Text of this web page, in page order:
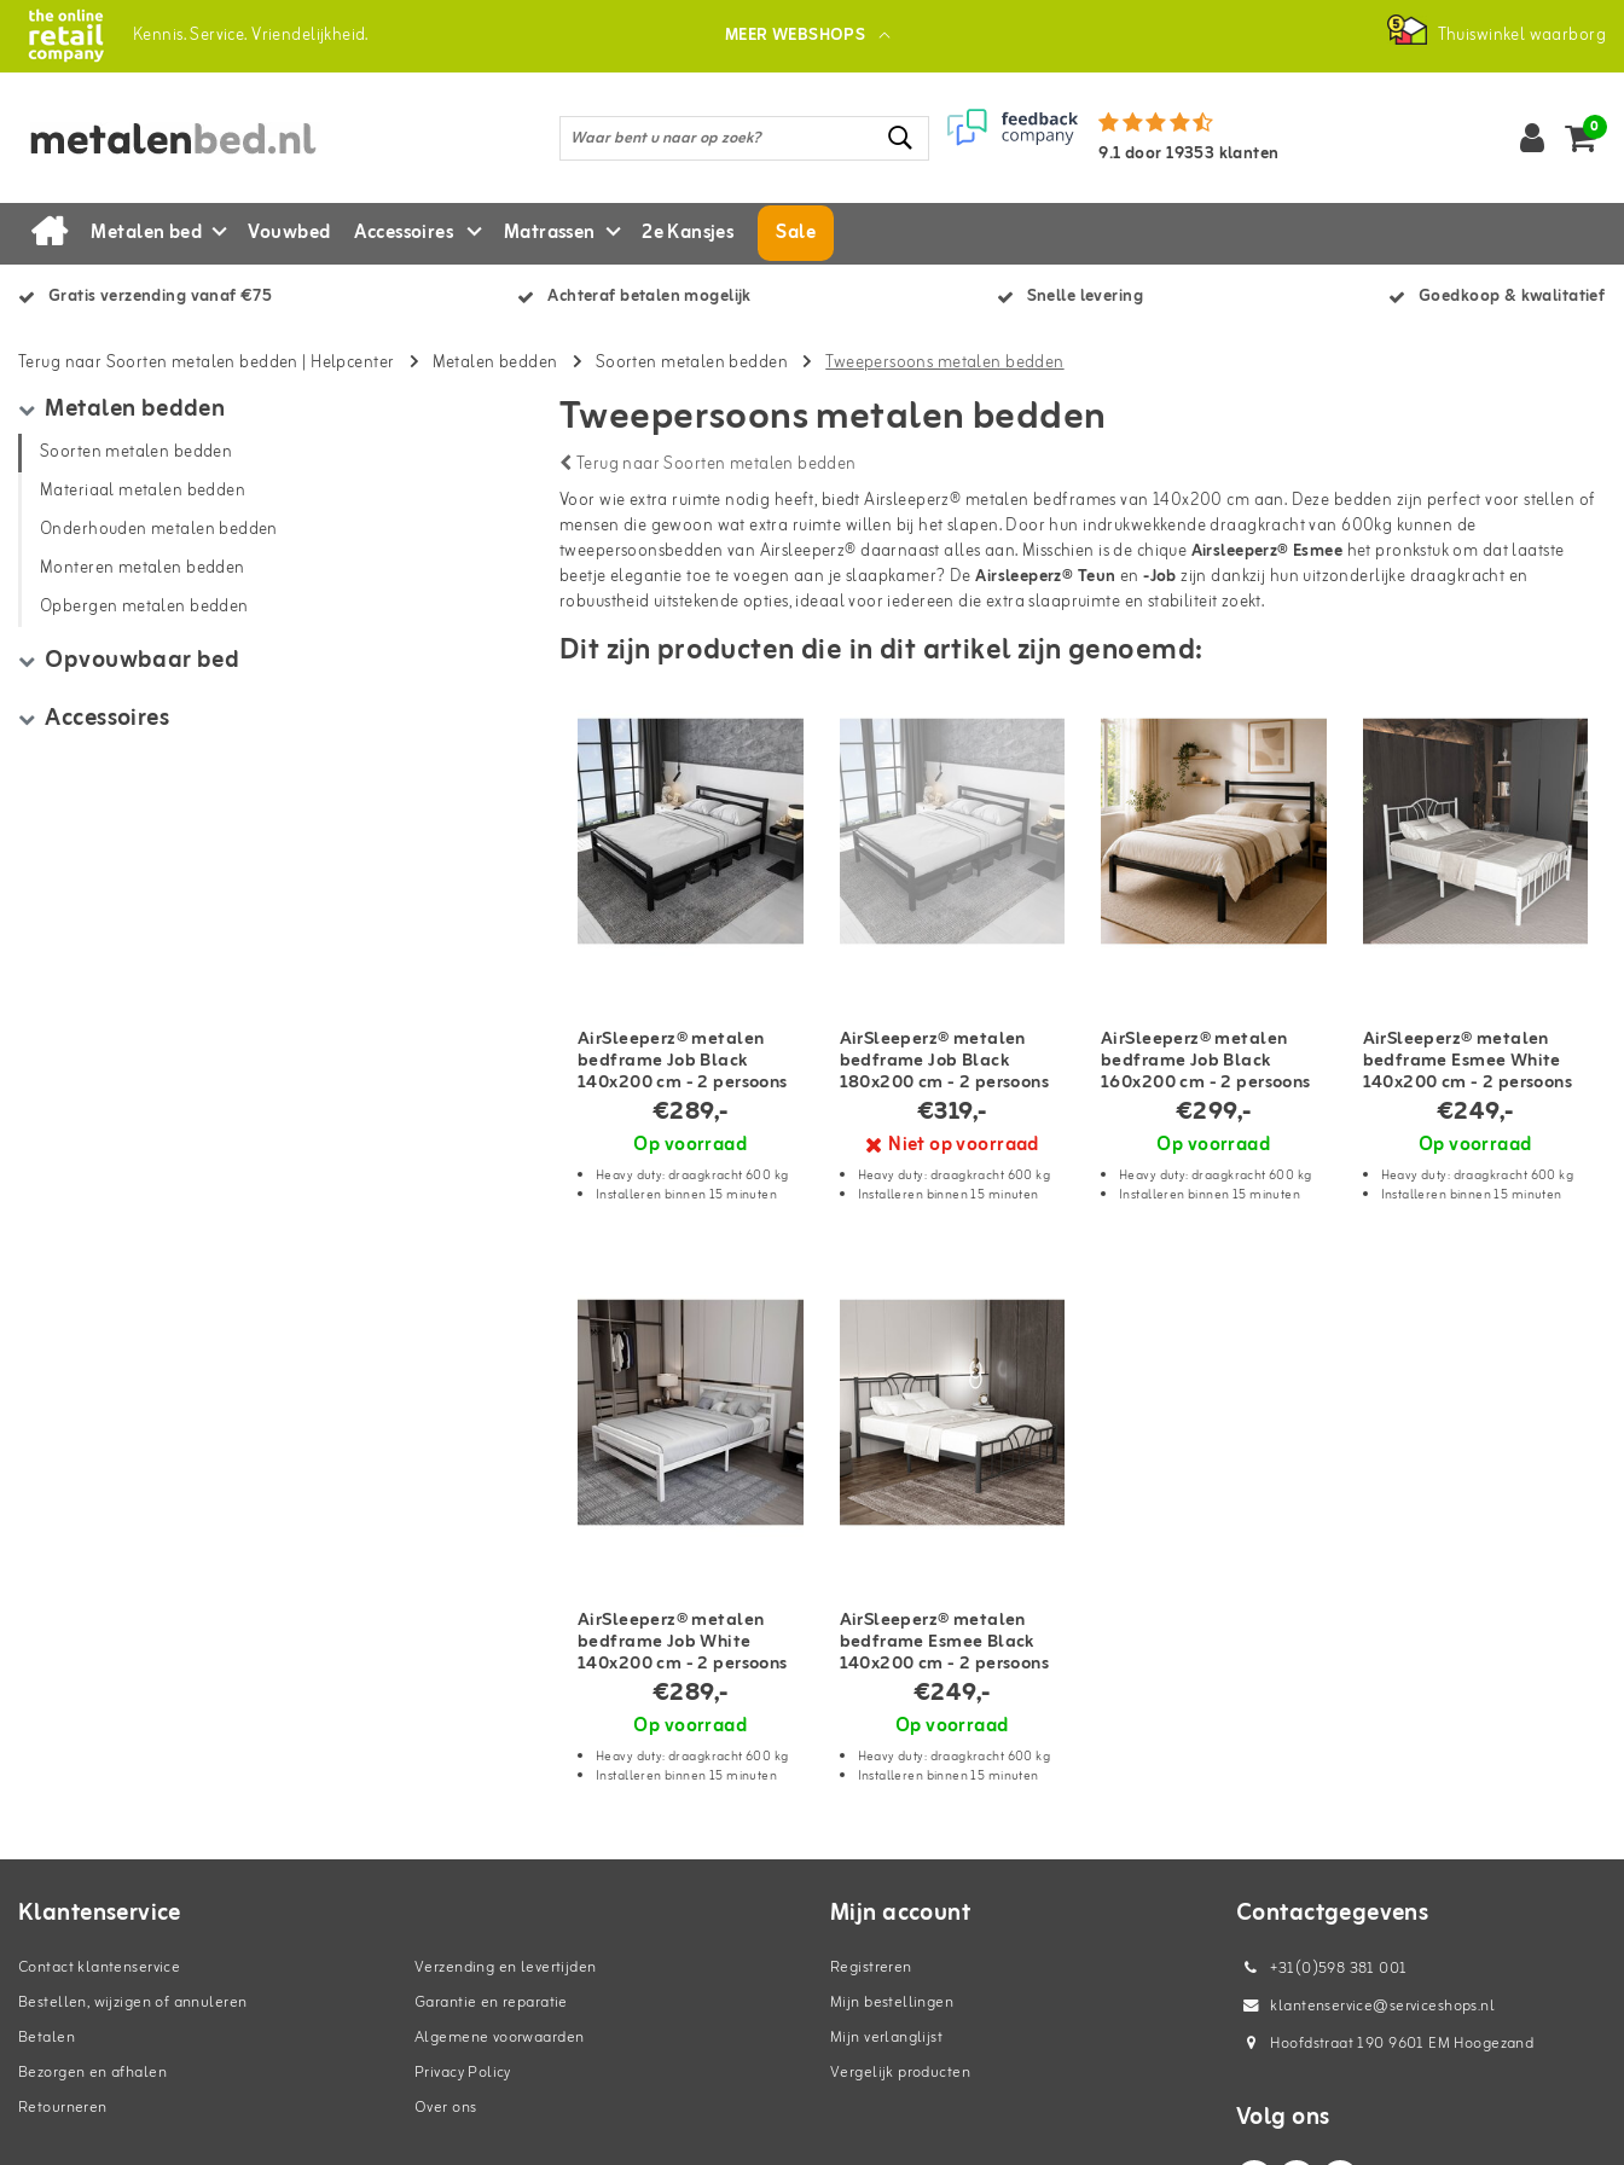
Kennis.Service.Vriendelijkheid. MEER WEBSHOPS Thuiswinkel waarborg
9.1door19353 klanten
0
Metalen bed Vouwbed Accessoires Matrassen 2e Kansjes Sale
Gratis verzending vanaf €75 Achteraf betalen mogelijk Snelle levering Goedkoop & kwalitatief
Terug naar Soorten metalen bedden | Helpcenter Metalen bedden Soorten metalen bedden Tweepersoons metalen bedden
Metalen bedden
Soorten metalen bedden
Materiaal metalen bedden
Onderhouden metalen bedden
Monteren metalen bedden
Opbergen metalen bedden
Opvouwbaar bed
Accessoires
Tweepersoons metalen bedden
Terug naar Soorten metalen bedden
Voor wie extra ruimte nodig heeft, biedt Airsleeperz® metalen bedframes van 140x200 cm aan. Deze bedden zijn perfect voor stellen of
mensen die gewoon wat extra ruimte willen bij het slapen. Door hun indrukwekkende draagkracht van 600kg kunnen de
tweepersoonsbedden van Airsleeperz® daarnaast alles aan. Misschien is de chiqueAirsleeperz® Esmee het pronkstuk om dat laatste
beetje elegantie toe te voegen aan je slaapkamer? DeAirsleeperz® Teun en-Jobzijn dankzij hun uitzonderlijke draagkracht en
robuustheid uitstekende opties, ideaal voor iedereen die extra slaapruimte en stabiliteit zoekt.
Dit zijn producten die in dit artikel zijn genoemd:
AirSleeperz® metalen
bedframe Job Black
140x200 cm - 2 persoons
€289,-
Op voorraad
Heavy duty: draagkracht 600 kg
Installeren binnen 15 minuten
AirSleeperz® metalen
bedframe Job Black
180x200 cm - 2 persoons
€319,-
Niet op voorraad
Heavy duty: draagkracht 600 kg
Installeren binnen 15 minuten
AirSleeperz® metalen
bedframe Job Black
160x200 cm - 2 persoons
€299,-
Op voorraad
Heavy duty: draagkracht 600 kg
Installeren binnen 15 minuten
AirSleeperz® metalen
bedframe Esmee White
140x200 cm - 2 persoons
€249,-
Op voorraad
Heavy duty: draagkracht 600 kg
Installeren binnen 15 minuten
AirSleeperz® metalen
bedframe Job White
140x200 cm - 2 persoons
€289,-
Op voorraad
Heavy duty: draagkracht 600 kg
Installeren binnen 15 minuten
AirSleeperz® metalen
bedframe Esmee Black
140x200 cm - 2 persoons
€249,-
Op voorraad
Heavy duty: draagkracht 600 kg
Installeren binnen 15 minuten
Klantenservice
Contact klantenservice
Bestellen, wijzigen of annuleren
Betalen
Bezorgen en afhalen
Retourneren
Verzending en levertijden
Garantie en reparatie
Algemene voorwaarden
Privacy Policy
Over ons
Mijn account
Registreren
Mijn bestellingen
Mijn verlanglijst
Vergelijk producten
Contactgegevens
+31(0)598 381 001
klantenservice@serviceshops.nl
Hoofdstraat 190 9601 EM Hoogezand
Volg ons